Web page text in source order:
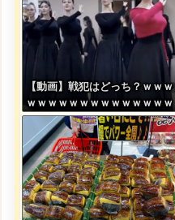
【動画】戦犯はどっち？ｗｗｗ
ｗｗｗｗｗｗｗｗｗｗｗｗｗｗ
ｗｗｗ